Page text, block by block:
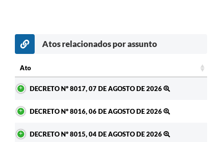
Atos relacionados por assunto
Ato
DECRETO Nº 8017, 07 DE AGOSTO DE 2026
DECRETO Nº 8016, 06 DE AGOSTO DE 2026
DECRETO Nº 8015, 04 DE AGOSTO DE 2026